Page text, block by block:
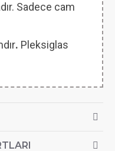
Sadece cam
. Pleksiglas